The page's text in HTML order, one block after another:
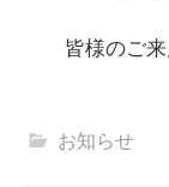
皆様のご
お知らせ